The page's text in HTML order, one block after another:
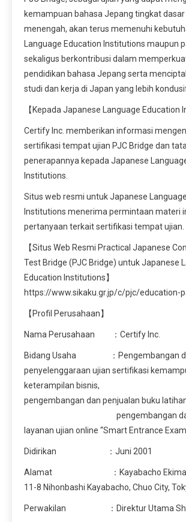
kemampuan bahasa Jepang tingkat dasar
menengah, akan terus memenuhi
Language Education Institutions maupun
sekaligus berkontribusi dalam
pendidikan bahasa Jepang serta
studi dan kerja di Japan yang lebih
【Kepada Japanese Language Education
Certify Inc. memberikan informasi
sertifikasi tempat ujian PJC Bridge dan
penerapannya kepada Japanese
Institutions.
Situs web resmi untuk Japanese
Institutions menerima permintaan materi
pertanyaan terkait sertifikasi tempat ujian.
【Situs Web Resmi Practical Japanese
Test Bridge (PJC Bridge) untuk Japanese
Education Institutions】
https://www.sikaku.gr.jp/c/pjc/education-
【Profil Perusahaan】
Nama Perusahaan ：Certify Inc.
Bidang Usaha ：Pengembangan
penyelenggaraan ujian sertifikasi
keterampilan
pengembangan dan penjualan buku
pengembangan dan
layanan ujian online “Smart Entrance
Didirikan ：Juni 2001
Alamat ：Kayabacho Ekimae
11-8 Nihonbashi Kayabacho, Chuo City,
Perwakilan ：Direktur Utama